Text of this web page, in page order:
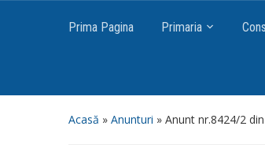
Prima Pagina Primaria
Acasă » Anunturi » Anunt nr.8424/2